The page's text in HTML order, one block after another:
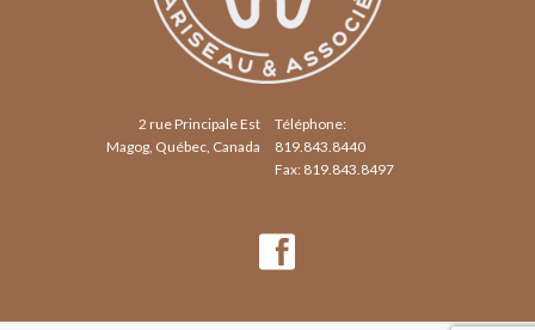
Téléphone:
819.843.8440
Fax: 819.843.8497
2 rue Principale Est
Magog, Québec, Canada